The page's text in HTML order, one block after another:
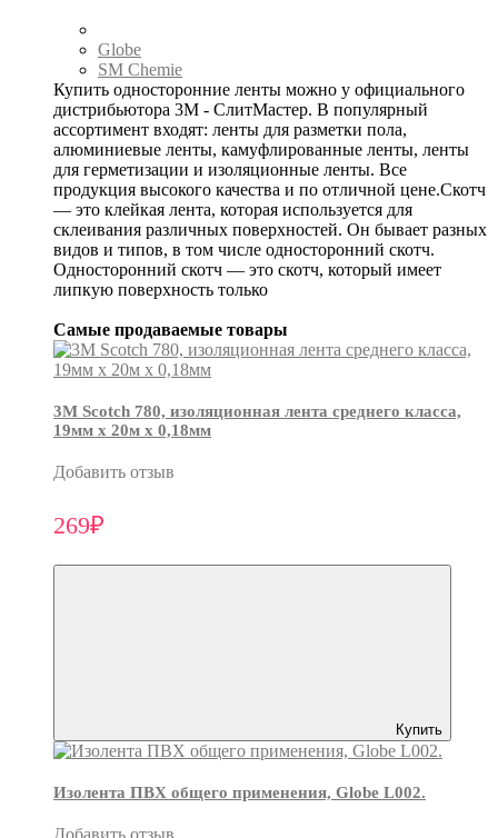
Globe
SM Chemie
Купить односторонние ленты можно у официального
дистрибьютора 3М - СлитМастер. В популярный
ассортимент входят: ленты для разметки пола,
алюминиевые ленты, камуфлированные ленты, ленты
для герметизации и изоляционные ленты. Все
продукция высокого качества и по отличной цене.Скотч
— это клейкая лента, которая используется для
склеивания различных поверхностей. Он бывает разных
видов и типов, в том числе односторонний скотч.
Односторонний скотч — это скотч, который имеет
липкую поверхность только
Самые продаваемые товары
3М Scotch 780, изоляционная лента среднего класса,
19мм х 20м х 0,18мм
Добавить отзыв
269₽
Купить
Изолента ПВХ общего применения, Globe L002.
Добавить отзыв